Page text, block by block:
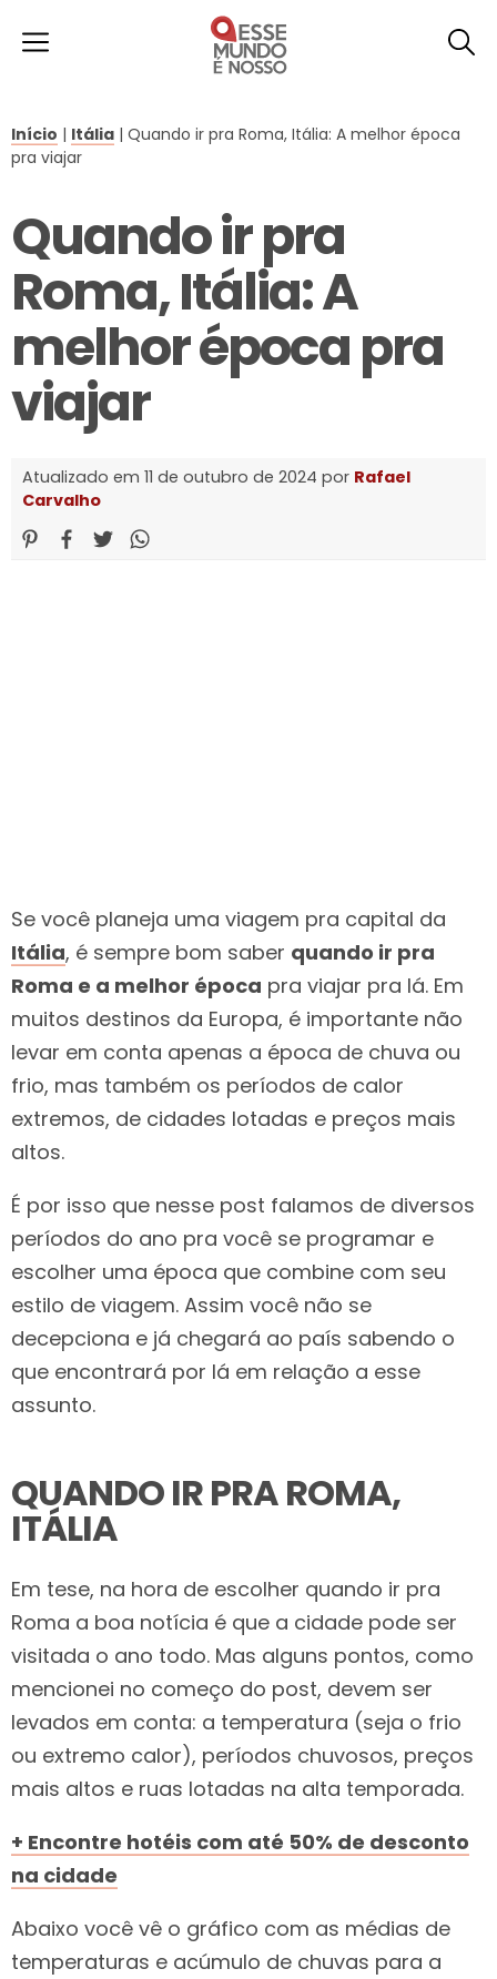
Início | Itália | Quando ir pra Roma, Itália: A melhor época
pra viajar
Quando ir pra
Roma, Itália: A
melhor época pra
viajar
Atualizado em 11 de outubro de 2024 por Rafael
Carvalho
Se você planeja uma viagem pra capital da
Itália, é sempre bom saber quando ir pra
Roma e a melhor época pra viajar pra lá. Em
muitos destinos da Europa, é importante não
levar em conta apenas a época de chuva ou
frio, mas também os períodos de calor
extremos, de cidades lotadas e preços mais
altos.
É por isso que nesse post falamos de diversos
períodos do ano pra você se programar e
escolher uma época que combine com seu
estilo de viagem. Assim você não se
decepciona e já chegará ao país sabendo o
que encontrará por lá em relação a esse
assunto.
QUANDO IR PRA ROMA,
ITÁLIA
Em tese, na hora de escolher quando ir pra
Roma a boa notícia é que a cidade pode ser
visitada o ano todo. Mas alguns pontos, como
mencionei no começo do post, devem ser
levados em conta: a temperatura (seja o frio
ou extremo calor), períodos chuvosos, preços
mais altos e ruas lotadas na alta temporada.
+ Encontre hotéis com até 50% de desconto
na cidade
Abaixo você vê o gráfico com as médias de
temperaturas e acúmulo de chuvas para a